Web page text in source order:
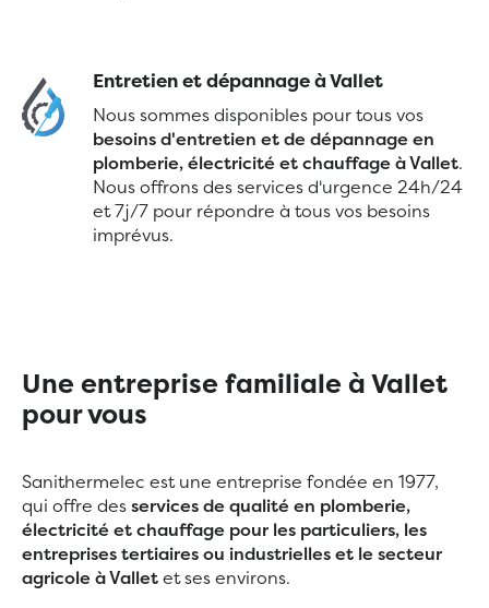
Entretien et dépannage à Vallet
Nous sommes disponibles pour tous vos
besoins d'entretien et de dépannage en
plomberie, électricité et chauffage à Vallet.
Nous offrons des services d'urgence 24h/24
et 7j/7 pour répondre à tous vos besoins
imprévus.
Une entreprise familiale à Vallet
pour vous
Sanithermelec est une entreprise fondée en 1977,
qui offre desservices de qualité en plomberie,
électricité et chauffage pour les particuliers, les
entreprises tertiaires ou industrielles et le secteur
agricole à Valletet ses environs.